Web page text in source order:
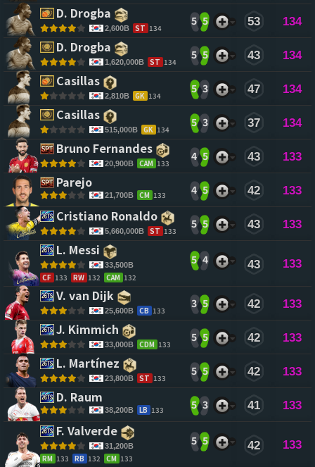
D. Drogba
2,600B ST 134
5 5 53 134
D. Drogba
1,620,000B ST 134
5 5 43 134
Casillas
2,810B GK 134
5 3 47 134
Casillas
515,000B GK 134
5 3 37 134
Bruno Fernandes
20,900B CAM 133
4 5 43 133
Parejo
21,700B CM 133 4 5 42 133
Cristiano Ronaldo
5,660,000B ST 133
5 5 43 133
L. Messi
33,500B
CF 133 RW 132 CAM 132
5 4 43 133
V. van Dijk
25,600B CB 133
3 5 42 133
J. Kimmich
33,000B CDM 133
5 5 42 133
L. Martínez
23,800B ST 133
5 5 42 133
D. Raum
38,200B LB 133 5 3 41 133
F. Valverde
31,200B
RM 133 RB 132 CM 133
5 5 42 133